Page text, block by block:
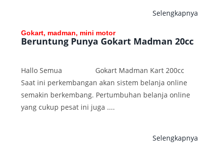
Selengkapnya
Gokart, madman, mini motor
Beruntung Punya Gokart Madman 20cc
Hallo Semua Gokart Madman Kart 200cc
Saat ini perkembangan akan sistem belanja online
semakin berkembang. Pertumbuhan belanja online
yang cukup pesat ini juga ....
Selengkapnya